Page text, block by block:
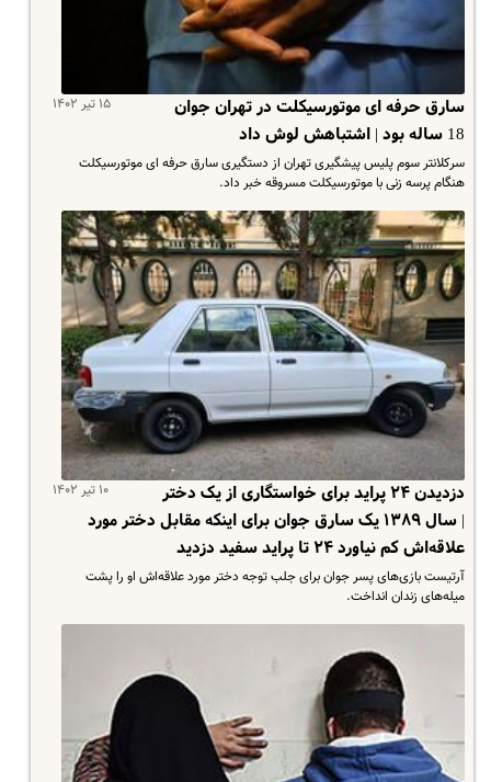
۱۵ تیر ۱۴۰۲
سارق حرفه ای موتورسیکلت در تهران جوان
18 ساله بود | اشتباهش لوش داد
سرکلانتر سوم پلیس پیشگیری تهران از دستگیری سارق حرفه ای موتورسیکلت
هنگام پرسه زنی با موتورسیکلت مسروقه خبر داد.
۱۰ تیر ۱۴۰۲
دزدیدن ۲۴ پراید برای خواستگاری از یک دختر
| سال ۱۳۸۹ یک سارق جوان برای اینکه مقابل دختر مورد
علاقه‌اش کم نیاورد ۲۴ تا پراید سفید دزدید
آرتیست بازی‌های پسر جوان برای جلب توجه دختر مورد علاقه‌اش او را پشت
میله‌های زندان انداخت.